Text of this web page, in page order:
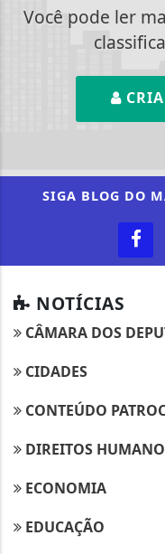
Você pode ler
SIGA BLOG DO
NOTÍCIAS
CÂMARA DOS
CIDADES
CONTEÚDO
DIREITOS
ECONOMIA
EDUCAÇÃO